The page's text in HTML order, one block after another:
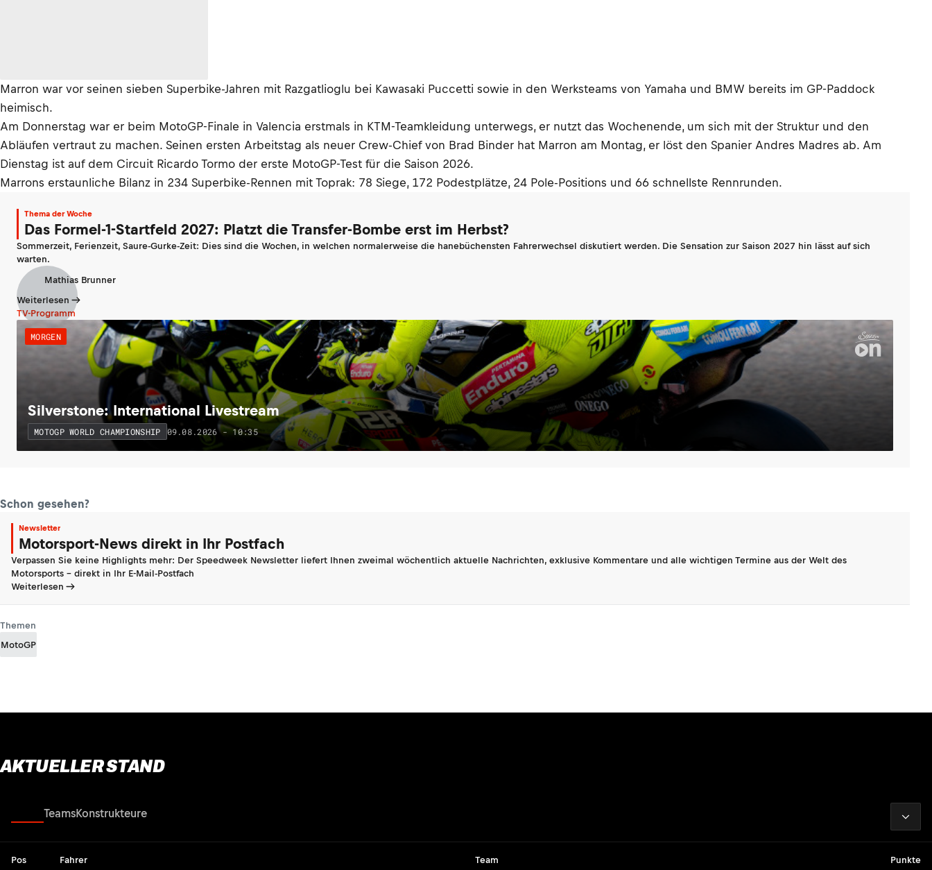
Marron war vor seinen sieben Superbike-Jahren mit Razgatlioglu bei Kawasaki Puccetti sowie in den Werksteams von Yamaha und BMW bereits im GP-Paddock
heimisch.
Am Donnerstag war er beim MotoGP-Finale in Valencia erstmals in KTM-Teamkleidung unterwegs, er nutzt das Wochenende, um sich mit der Struktur und den
Abläufen vertraut zu machen. Seinen ersten Arbeitstag als neuer Crew-Chief von Brad Binder hat Marron am Montag, er löst den Spanier Andres Madres ab. Am
Dienstag ist auf dem Circuit Ricardo Tormo der erste MotoGP-Test für die Saison 2026.
Marrons erstaunliche Bilanz in 234 Superbike-Rennen mit Toprak: 78 Siege, 172 Podestplätze, 24 Pole-Positions und 66 schnellste Rennrunden.
Thema der Woche
Das Formel-1-Startfeld 2027: Platzt die Transfer-Bombe erst im Herbst?
Sommerzeit, Ferienzeit, Saure-Gurke-Zeit: Dies sind die Wochen, in welchen normalerweise die hanebüchensten Fahrerwechsel diskutiert werden. Die Sensation zur Saison 2027 hin lässt auf sich
warten.
Mathias Brunner
Weiterlesen
TV-Programm
MORGEN
Silverstone: International Livestream
MOTOGP WORLD CHAMPIONSHIP 09.08.2026 - 10:35
Schon gesehen?
Newsletter
Motorsport-News direkt in Ihr Postfach
Verpassen Sie keine Highlights mehr: Der Speedweek Newsletter liefert Ihnen zweimal wöchentlich aktuelle Nachrichten, exklusive Kommentare und alle wichtigen Termine aus der Welt des
Motorsports - direkt in Ihr E-Mail-Postfach
Weiterlesen
Themen
MotoGP
AKTUELLER STAND
TeamsKonstrukteure
Pos Fahrer Team Punkte